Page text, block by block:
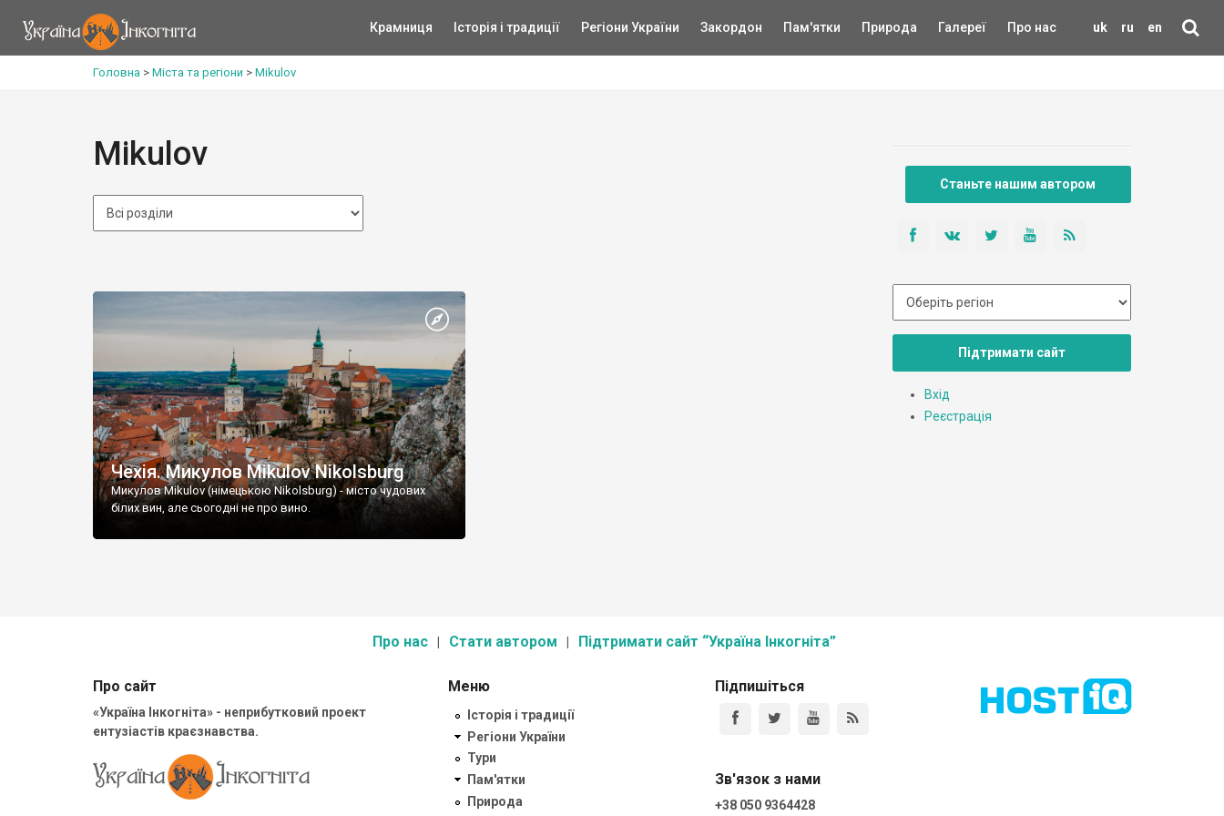
uk ru en
Крамниця Історія і традиції Регіони України Закордон Пам'ятки Природа Галереї Про нас
Головна > Міста та регіони > Mikulov
Mikulov
Чехія. Микулов Mikulov Nikolsburg
Микулов Mikulov (німецькою Nikolsburg) - місто чудових
білих вин, але сьогодні не про вино.
Станьте нашим автором
Підтримати сайт
Вхід
Реєстрація
Про нас Стати автором Підтримати сайт “Україна Інкогніта”
Про сайт
«Україна Інкогніта» - неприбутковий проект
ентузіастів краєзнавства.
Меню
Історія і традиції
Регіони України
Тури
Пам'ятки
Природа
Підпишіться
Зв'язок з нами
+38 050 9364428